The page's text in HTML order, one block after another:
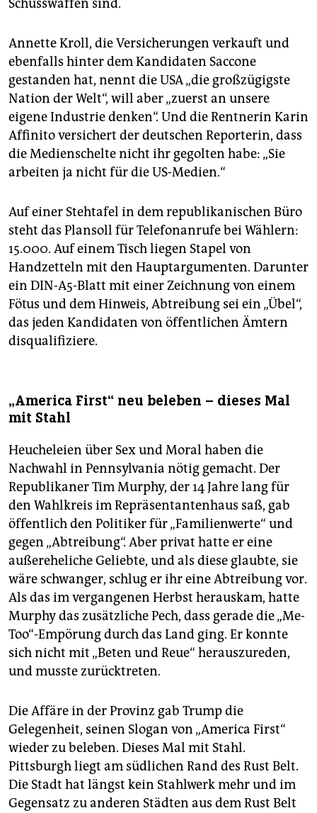
Schusswaffen sind.
Annette Kroll, die Versicherungen verkauft und
ebenfalls hinter dem Kandidaten Saccone
gestanden hat, nennt die USA „die großzügigste
Nation der Welt“, will aber „zuerst an unsere
eigene Industrie denken“. Und die Rentnerin Karin
Affinito versichert der deutschen Reporterin, dass
die Medienschelte nicht ihr gegolten habe: „Sie
arbeiten ja nicht für die US-Medien.“
Auf einer Stehtafel in dem republikanischen Büro
steht das Plansoll für Telefonanrufe bei Wählern:
15.000. Auf einem Tisch liegen Stapel von
Handzetteln mit den Hauptargumenten. Darunter
ein DIN-A5-Blatt mit einer Zeichnung von einem
Fötus und dem Hinweis, Abtreibung sei ein „Übel“,
das jeden Kandidaten von öffentlichen Ämtern
disqualifiziere.
„America First“ neu beleben – dieses Mal
mit Stahl
Heucheleien über Sex und Moral haben die
Nachwahl in Pennsylvania nötig gemacht. Der
Republikaner Tim Murphy, der 14 Jahre lang für
den Wahlkreis im Repräsentantenhaus saß, gab
öffentlich den Politiker für „Familienwerte“ und
gegen „Abtreibung“. Aber privat hatte er eine
außereheliche Geliebte, und als diese glaubte, sie
wäre schwanger, schlug er ihr eine Abtreibung vor.
Als das im vergangenen Herbst herauskam, hatte
Murphy das zusätzliche Pech, dass gerade die „Me-
Too“-Empörung durch das Land ging. Er konnte
sich nicht mit „Beten und Reue“ herauszureden,
und musste zurücktreten.
Die Affäre in der Provinz gab Trump die
Gelegenheit, seinen Slogan von „America First“
wieder zu beleben. Dieses Mal mit Stahl.
Pittsburgh liegt am südlichen Rand des Rust Belt.
Die Stadt hat längst kein Stahlwerk mehr und im
Gegensatz zu anderen Städten aus dem Rust Belt